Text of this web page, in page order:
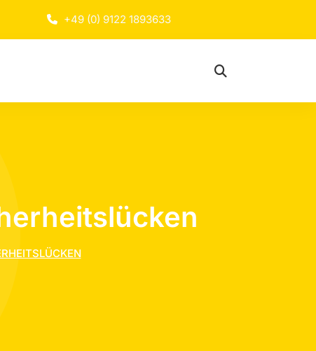
+49 (0) 9122 1893633